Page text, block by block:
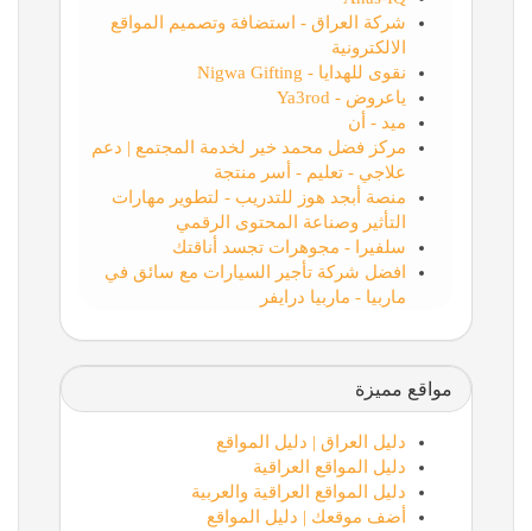
شركة العراق - استضافة وتصميم المواقع
الالكترونية
نقوى للهدايا - Nigwa Gifting
ياعروض - Ya3rod
ميد - أن
مركز فضل محمد خير لخدمة المجتمع | دعم
علاجي - تعليم - أسر منتجة
منصة أبجد هوز للتدريب - لتطوير مهارات
التأثير وصناعة المحتوى الرقمي
سلفيرا - مجوهرات تجسد أناقتك
افضل شركة تأجير السيارات مع سائق في
ماربيا - ماربيا درايفر
مواقع مميزة
دليل العراق | دليل المواقع
دليل المواقع العراقية
دليل المواقع العراقية والعربية
أضف موقعك | دليل المواقع